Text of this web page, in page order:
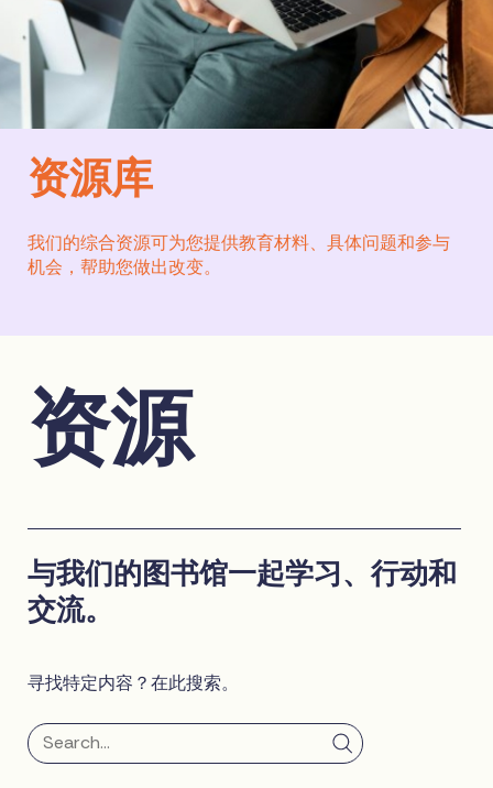
资源库
我们的综合资源可为您提供教育材料、具体问题和参与
机会，帮助您做出改变。
资源
与我们的图书馆一起学习、行动和
交流。
寻找特定内容？在此搜索。